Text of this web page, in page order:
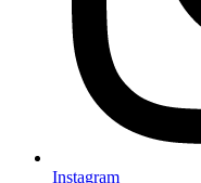
Instagram